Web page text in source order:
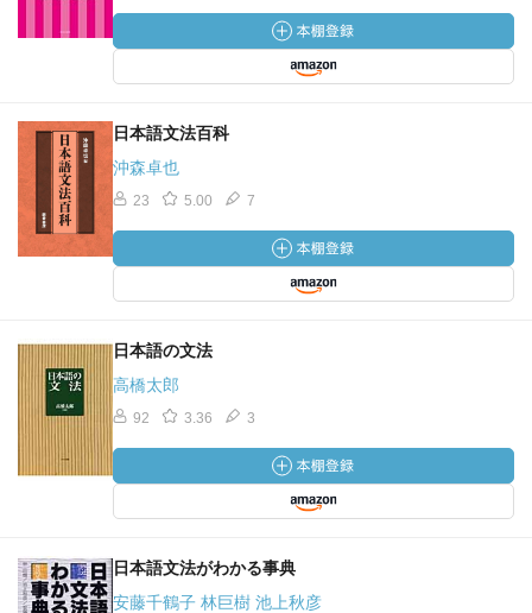
日本語文法百科
沖森卓也
23 5.00 7
日本語の文法
高橋太郎
92 3.36 3
日本語文法がわかる事典
安藤千鶴子 林巨樹 池上秋彦